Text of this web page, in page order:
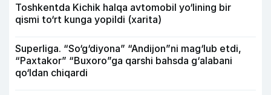
Toshkentda Kichik halqa avtomobil yo‘lining bir
qismi to‘rt kunga yopildi (xarita)
Superliga. “So‘g‘diyona” “Andijon”ni mag‘lub etdi,
“Paxtakor” “Buxoro”ga qarshi bahsda g‘alabani
qo‘ldan chiqardi